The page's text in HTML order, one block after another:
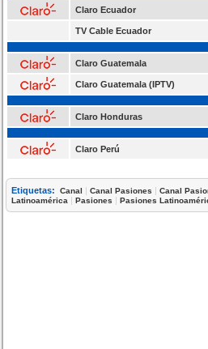
Claro Ecuador
TV Cable Ecuador
Claro Guatemala
Claro Guatemala (IPTV)
Claro Honduras
Claro Perú
Etiquetas: Canal |Canal Pasiones |Canal
Latinoamérica |Pasiones |Pasiones